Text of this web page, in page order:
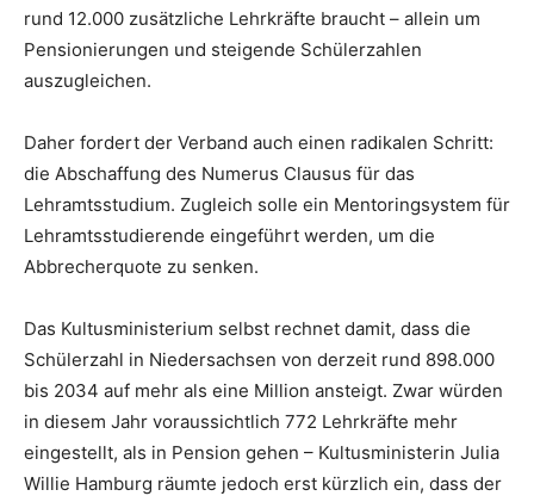
rund 12.000 zusätzliche Lehrkräfte braucht – allein um
Pensionierungen und steigende Schülerzahlen
auszugleichen.
Daher fordert der Verband auch einen radikalen Schritt:
die Abschaffung des Numerus Clausus für das
Lehramtsstudium. Zugleich solle ein Mentoringsystem für
Lehramtsstudierende eingeführt werden, um die
Abbrecherquote zu senken.
Das Kultusministerium selbst rechnet damit, dass die
Schülerzahl in Niedersachsen von derzeit rund 898.000
bis 2034 auf mehr als eine Million ansteigt. Zwar würden
in diesem Jahr voraussichtlich 772 Lehrkräfte mehr
eingestellt, als in Pension gehen – Kultusministerin Julia
Willie Hamburg räumte jedoch erst kürzlich ein, dass der